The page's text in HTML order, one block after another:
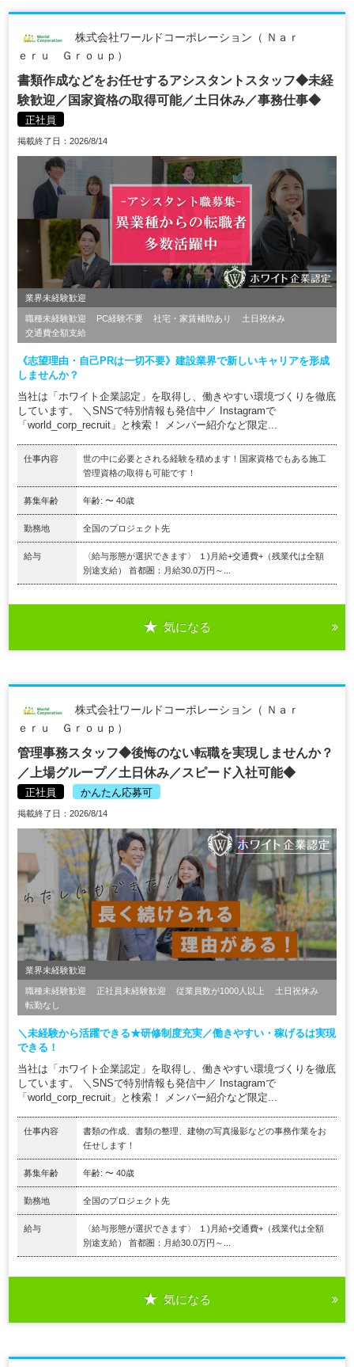
株式会社ワールドコーポレーション（ Ｎａｒ
ｅｒｕ Ｇｒｏｕｐ）
書類作成などをお任せするアシスタントスタッフ◆未経
験歓迎／国家資格の取得可能／土日休み／事務仕事◆
正社員
掲載終了日：2026/8/14
業界未経験歓迎
職種未経験歓迎 PC経験不要 社宅・家賃補助あり
土日祝休み
交通費全額支給
《志望理由・自己PRは一切不要》建設業界で新しいキャリアを形成
しませんか？
当社は「ホワイト企業認定」を取得し、働きやすい環境づくりを徹底
しています。 ＼SNSで特別情報も発信中／ Instagramで
「world_corp_recruit」と検索！ メンバー紹介など限定...
仕事内容
世の中に必要とされる経験を積めます！国家資格でもある施工
管理資格の取得も可能です！
募集年齢 年齢: 〜 40歳
勤務地 全国のプロジェクト先
給与
〈給与形態が選択できます〉 １)月給+交通費+（残業代は全額
別途支給） 首都圏：月給30.0万円～...
気になる
株式会社ワールドコーポレーション（ Ｎａｒ
ｅｒｕ Ｇｒｏｕｐ）
管理事務スタッフ◆後悔のない転職を実現しませんか？
／上場グループ／土日休み／スピード入社可能◆
正社員 かんたん応募可
掲載終了日：2026/8/14
業界未経験歓迎
職種未経験歓迎 正社員未経験歓迎 従業員数が1000人以上
土日祝休み
転勤なし
＼未経験から活躍できる★研修制度充実／働きやすい・稼げるは実現
できる！
当社は「ホワイト企業認定」を取得し、働きやすい環境づくりを徹底
しています。 ＼SNSで特別情報も発信中／ Instagramで
「world_corp_recruit」と検索！ メンバー紹介など限定...
仕事内容
書類の作成、書類の整理、建物の写真撮影などの事務作業をお
任せします！
募集年齢 年齢: 〜 40歳
勤務地 全国のプロジェクト先
給与
〈給与形態が選択できます〉 １)月給+交通費+（残業代は全額
別途支給） 首都圏：月給30.0万円～...
気になる